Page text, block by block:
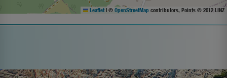
Leaflet | © OpenStreetMap contributors, Points © 2012 LINZ